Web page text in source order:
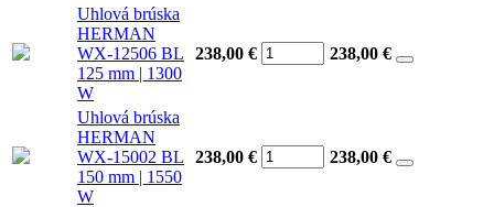
Uhlová brúska
HERMAN
WX-12506 BL
125 mm | 1300
W
238,00 € 238,00 €
Uhlová brúska
HERMAN
WX-15002 BL
150 mm | 1550
W
238,00 € 238,00 €